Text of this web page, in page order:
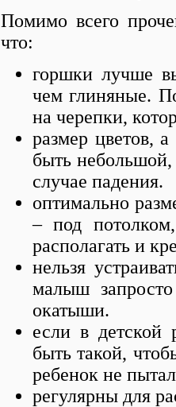
Помимо всего
что:
горшки лучше
чем глиняные.
на черепки,
размер цветов,
быть
случае падения.
оптимально
– под
располагать и
нельзя
малыш
окатыши.
если в детской
быть такой,
ребенок не
регулярны для